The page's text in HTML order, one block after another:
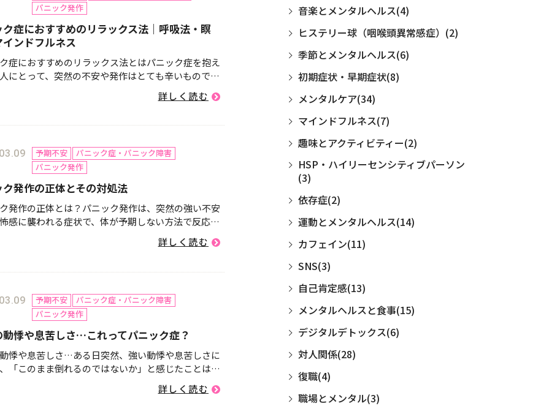
パニック発作
ク症におすすめのリラックス法｜呼吸法・瞑
インドフルネス
症におすすめのリラックス法とはパニック症を抱え
にとって、突然の不安や発作はとても辛いもので
悸や息苦しさ、めまいなどの症状が現れると、「また
起こるのでは？」という恐怖がさらなる不安を呼び、
詳しく読む
予期不安
パニック症・パニック障害
パニック発作
ク発作の正体とその対処法
発作の正体とは？パニック発作は、突然の強い不安
感に襲われる症状で、体が予期しない方法で反応す
から、日常生活において大きな不安を引き起こしま
かし、パニック発作が起こるメカニズムやその対処法
詳しく読む
予期不安
パニック症・パニック障害
パニック発作
動悸や息苦しさ…これってパニック症？
悸や息苦しさ…ある日突然、強い動悸や息苦しさに
「このまま倒れるのではないか」と感じたことはあ
んか？特に理由もなく発作のような症状が現れ、強い
駆られる…。もしかすると、それは「パニック症（パ
詳しく読む
音楽とメンタルヘルス(4)
ヒステリー球（咽喉頭異常感症）(2)
季節とメンタルヘルス(6)
初期症状・早期症状(8)
メンタルケア(34)
マインドフルネス(7)
趣味とアクティビティー(2)
HSP・ハイリーセンシティブパーソン
(3)
依存症(2)
運動とメンタルヘルス(14)
カフェイン(11)
SNS(3)
自己肯定感(13)
メンタルヘルスと食事(15)
デジタルデトックス(6)
対人関係(28)
復職(4)
職場とメンタル(3)